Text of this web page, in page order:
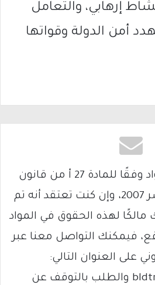
إرهابي، والتعامل
أمن الدولة وقواتها
يتم الاستخدام المواد وفقًا للمادة 27 أ من قانون
حقوق التأليف والنشر 2007، وإن كنت تعتقد أنه تم
لهذه الحقوق في المواد
فيمكنك التواصل معنا عبر
على العنوان التالي:
bldtna3@gmail.com والطلب بالتوقف عن